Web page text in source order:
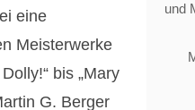
und
eine
Meisterwerke
bis „Mary
G. Berger